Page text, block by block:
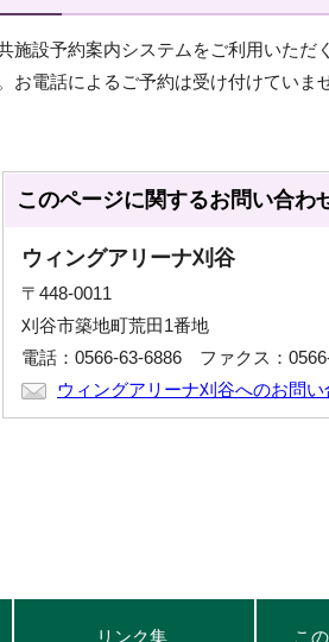
施設予約案内システムをご利用いただ
お電話によるご予約は受け付けていま
このページに関するお問い合わ
ウィングアリーナ刈谷
〒448-0011
刈谷市築地町荒田1番地
電話：0566-63-6886 ファクス：
ウィングアリーナ刈谷へのお問
リンク集 こ